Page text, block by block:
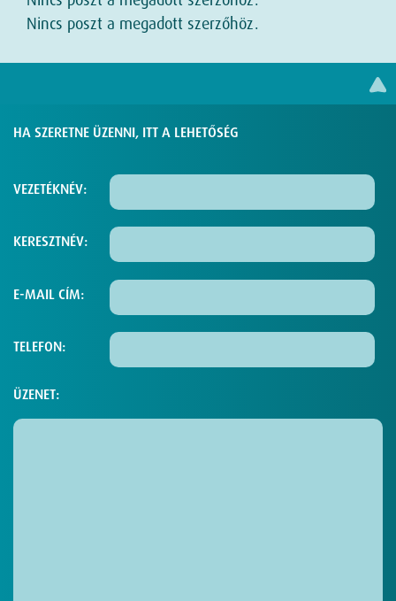
Nincs poszt a megadott szerzőhöz.
HA SZERETNE ÜZENNI, ITT A LEHETŐSÉG
VEZETÉKNÉV:
KERESZTNÉV:
E-MAIL CÍM:
TELEFON:
ÜZENET: